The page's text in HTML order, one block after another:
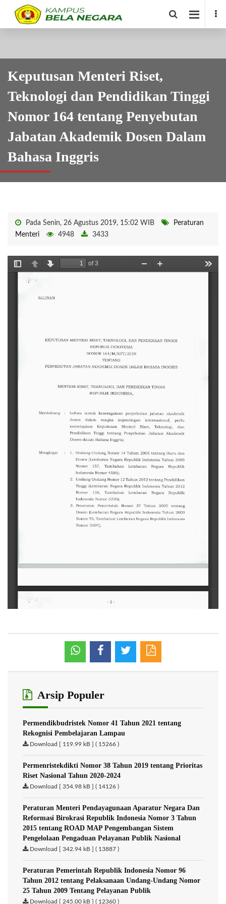
Keputusan Menteri Riset,
Teknologi dan Pendidikan Tinggi
Nomor 164 tentang Penyebutan
Jabatan Akademik Dosen Dalam
Bahasa Inggris
Pada Senin, 26 Agustus 2019, 15:02 WIB
Peraturan
Menteri
4948 3433
Arsip Populer
Permendikbudristek Nomor 41 Tahun 2021 tentang
Rekognisi Pembelajaran Lampau
Download [ 119.99 kB ] ( 15266 )
Permenristekdikti Nomor 38 Tahun 2019 tentang Prioritas
Riset Nasional Tahun 2020-2024
Download [ 354.98 kB ] ( 14126 )
Peraturan Menteri Pendayagunaan Aparatur Negara Dan
Reformasi Birokrasi Republik Indonesia Nomor 3 Tahun
2015 tentang ROAD MAP Pengembangan Sistem
Pengelolaan Pengaduan Pelayanan Publik Nasional
Download [ 342.94 kB ] ( 13887 )
Peraturan Pemerintah Republik Indonesia Nomor 96
Tahun 2012 tentang Pelaksanaan Undang-Undang Nomor
25 Tahun 2009 Tentang Pelayanan Publik
Download [ 245.00 kB ] ( 12360 )